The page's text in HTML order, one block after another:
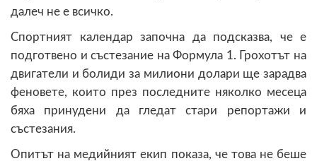
далеч не е всичко.
Спортният календар започна да подсказва, че е
подготвено и състезание на Формула 1. Грохотът на
двигатели и болиди за милиони долари ще зарадва
феновете, които през последните няколко месеца
бяха принудени да гледат стари репортажи и
състезания.
Опитът на медийният екип показа, че това не беше